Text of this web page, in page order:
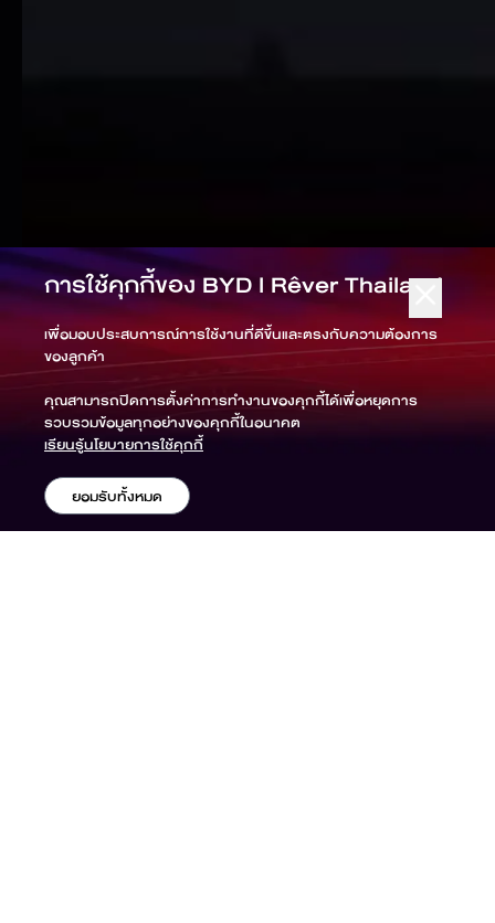
การใช้คุกกี้ของBYD l Rêver Thailand
เพื่อมอบประสบการณ์การใช้งานที่ดีขึ้นและตรงกับความต้องการ
ของลูกค้า
คุณสามารถปิดการตั้งค่าการทำงานของคุกกี้ได้เพื่อหยุดการ
รวบรวมข้อมูลทุกอย่างของคุกกี้ในอนาคต
เรียนรู้นโยบายการใช้คุกกี้
ยอมรับทั้งหมด